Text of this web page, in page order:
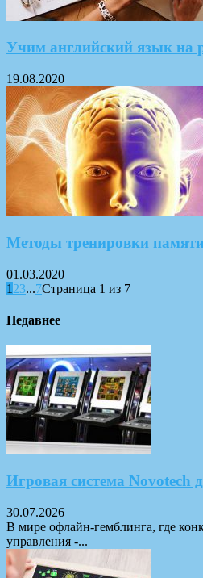
Учим английский язык на
19.08.2020
Методы тренировки
01.03.2020
1 23...7Страница 1 из 7
Недавнее
Игровая система Novotech
30.07.2026
В мире офлайн-гемблинга, где
управления -...